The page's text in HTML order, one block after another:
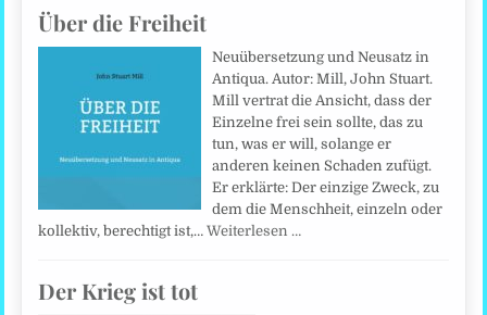
Über die Freiheit
Neuübersetzung und Neusatz in
Antiqua. Autor: Mill, John Stuart.
Mill vertrat die Ansicht, dass der
Einzelne frei sein sollte, das zu
tun, was er will, solange er
anderen keinen Schaden zufügt.
Er erklärte: Der einzige Zweck, zu
dem die Menschheit, einzeln oder
kollektiv, berechtigt ist,…Weiterlesen …
Der Krieg ist tot